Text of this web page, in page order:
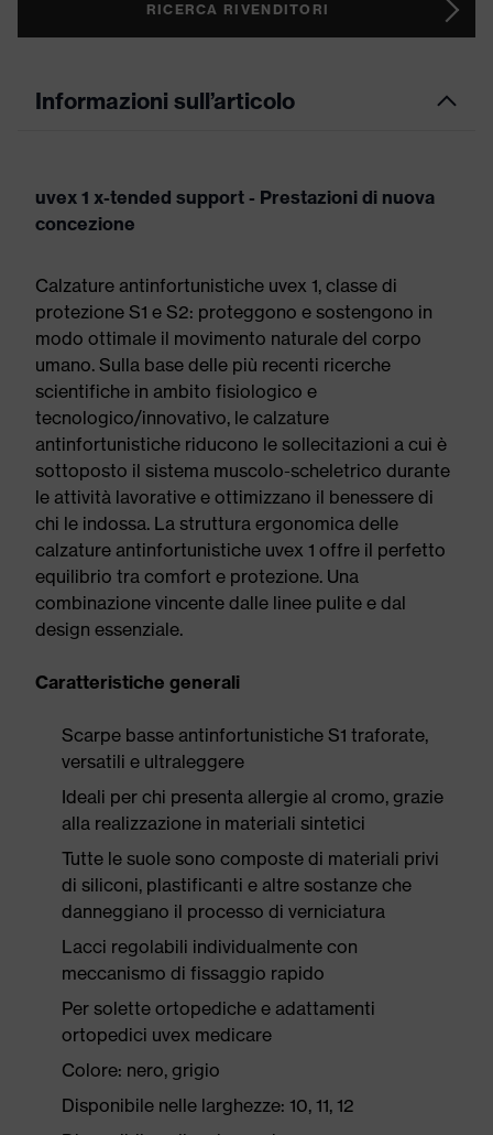
RICERCA RIVENDITORI
Informazioni sull’articolo
uvex 1 x-tended support - Prestazioni di nuova
concezione
Calzature antinfortunistiche uvex 1, classe di
protezione S1 e S2: proteggono e sostengono in
modo ottimale il movimento naturale del corpo
umano. Sulla base delle più recenti ricerche
scientifiche in ambito fisiologico e
tecnologico/innovativo, le calzature
antinfortunistiche riducono le sollecitazioni a cui è
sottoposto il sistema muscolo-scheletrico durante
le attività lavorative e ottimizzano il benessere di
chi le indossa. La struttura ergonomica delle
calzature antinfortunistiche uvex 1 offre il perfetto
equilibrio tra comfort e protezione. Una
combinazione vincente dalle linee pulite e dal
design essenziale.
Caratteristiche generali
Scarpe basse antinfortunistiche S1 traforate,
versatili e ultraleggere
Ideali per chi presenta allergie al cromo, grazie
alla realizzazione in materiali sintetici
Tutte le suole sono composte di materiali privi
di siliconi, plastificanti e altre sostanze che
danneggiano il processo di verniciatura
Lacci regolabili individualmente con
meccanismo di fissaggio rapido
Per solette ortopediche e adattamenti
ortopedici uvex medicare
Colore: nero, grigio
Disponibile nelle larghezze: 10, 11, 12